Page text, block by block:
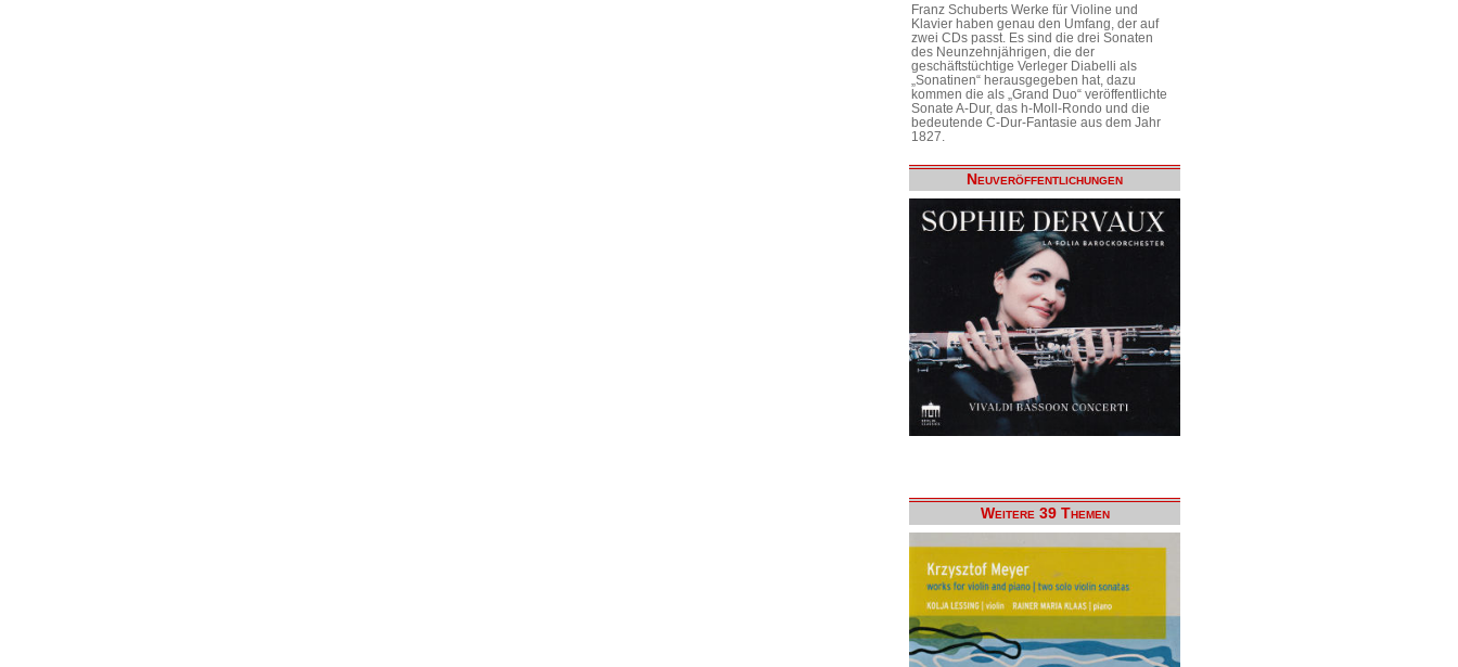
Franz Schuberts Werke für Violine und
Klavier haben genau den Umfang, der auf
zwei CDs passt. Es sind die drei Sonaten
des Neunzehnjährigen, die der
geschäftstüchtige Verleger Diabelli als
„Sonatinen“ herausgegeben hat, dazu
kommen die als „Grand Duo“ veröffentlichte
Sonate A-Dur, das h-Moll-Rondo und die
bedeutende C-Dur-Fantasie aus dem Jahr
1827.
Neuveröffentlichungen
Weitere 39 Themen